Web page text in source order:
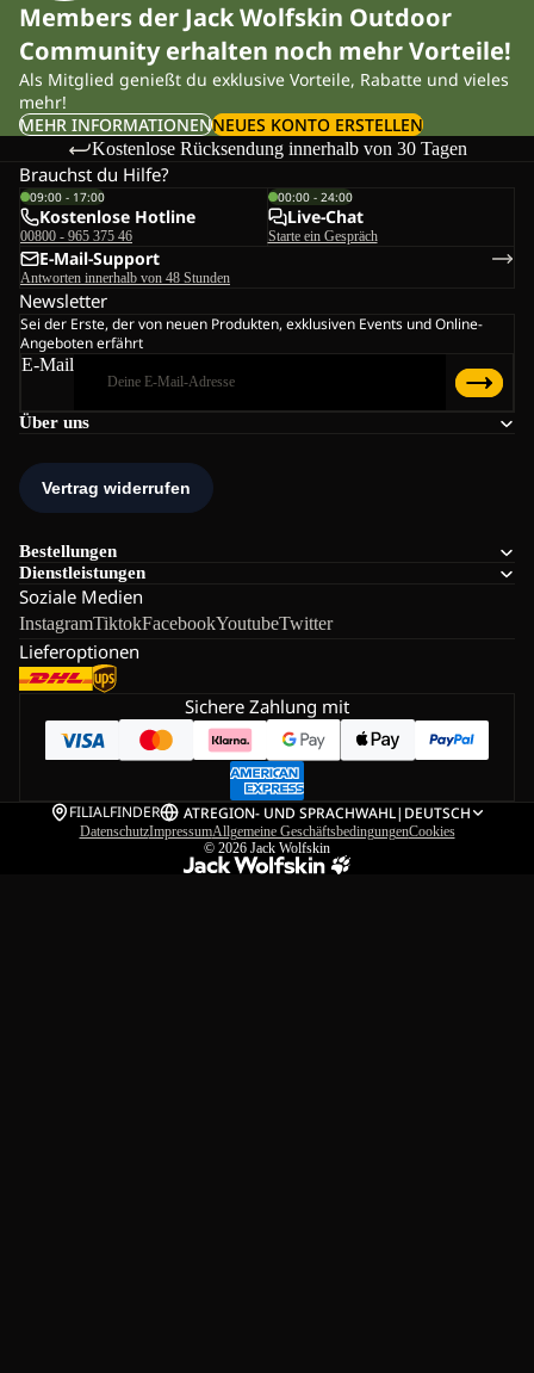
Members der Jack Wolfskin Outdoor
Community erhalten noch mehr Vorteile!
Als Mitglied genießt du exklusive Vorteile, Rabatte und vieles
mehr!
MEHR INFORMATIONENNEUES KONTO ERSTELLEN
Kostenlose Rücksendung innerhalb von 30 Tagen
Über uns
Bestellungen
Dienstleistungen
Soziale Medien
InstagramTiktokFacebookYoutubeTwitter
Lieferoptionen
Brauchst du Hilfe?
09:00 - 17:00
Kostenlose Hotline
00800 - 965 375 46
00:00 - 24:00
Live-Chat
Starte ein Gespräch
E-Mail-Support
Antworten innerhalb von 48 Stunden
Newsletter
Sei der Erste, der von neuen Produkten, exklusiven Events und Online-
Angeboten erfährt
E-Mail
Sichere Zahlung mit
FILIALFINDER ATREGION- UND SPRACHWAHL| DEUTSCH
DatenschutzImpressumAllgemeine GeschäftsbedingungenCookies
© 2026 Jack Wolfskin